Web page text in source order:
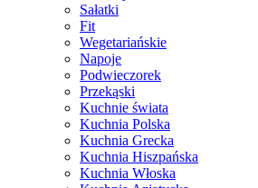
Sałatki
Fit
Wegetariańskie
Napoje
Podwieczorek
Przekąski
Kuchnie świata
Kuchnia Polska
Kuchnia Grecka
Kuchnia Hiszpańska
Kuchnia Włoska